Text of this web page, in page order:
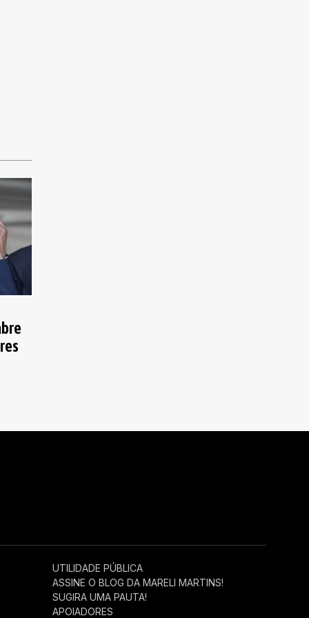
UTILIDADE PÚBLICA
ASSINE O BLOG DA MARELI MARTINS!
SUGIRA UMA PAUTA!
APOIADORES